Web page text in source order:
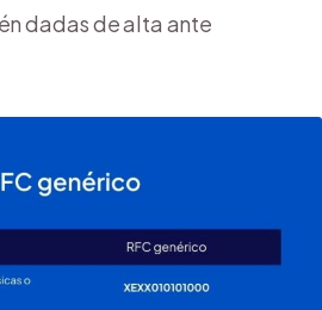
dadas de alta ante